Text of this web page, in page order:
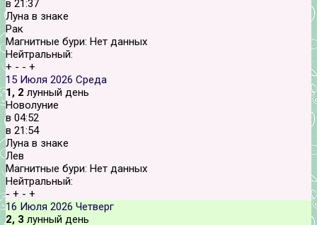
в 21:37
Луна в знаке
Рак
Магнитные бури: Нет данных
Нейтральный:
+ - - +
15 Июля 2026 Среда
1, 2 лунный день
Новолуние
в 04:52
в 21:54
Луна в знаке
Лев
Магнитные бури: Нет данных
Нейтральный:
- + - +
16 Июля 2026 Четверг
2, 3 лунный день